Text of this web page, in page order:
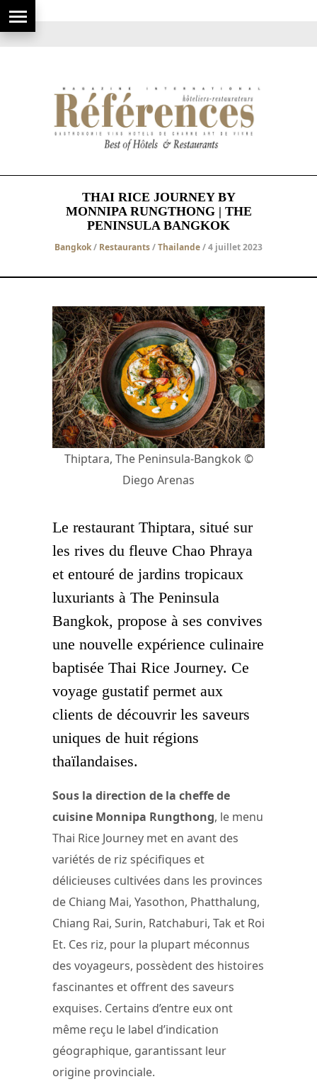
THAI RICE JOURNEY BY
MONNIPA RUNGTHONG | THE
PENINSULA BANGKOK
Bangkok/ Restaurants/Thailande/ 4 juillet 2023
Thiptara, The Peninsula-Bangkok ©
Diego Arenas
Le restaurant Thiptara, situé sur
les rives du fleuve Chao Phraya
et entouré de jardins tropicaux
luxuriants à The Peninsula
Bangkok, propose à ses convives
une nouvelle expérience culinaire
baptisée Thai Rice Journey. Ce
voyage gustatif permet aux
clients de découvrir les saveurs
uniques de huit régions
thaïlandaises.
Sous la direction de la cheffe de
cuisine Monnipa Rungthong, le menu
Thai Rice Journey met en avant des
variétés de riz spécifiques et
délicieuses cultivées dans les provinces
de Chiang Mai, Yasothon, Phatthalung,
Chiang Rai, Surin, Ratchaburi, Tak et Roi
Et. Ces riz, pour la plupart méconnus
des voyageurs, possèdent des histoires
fascinantes et offrent des saveurs
exquises. Certains d’entre eux ont
même reçu le label d’indication
géographique, garantissant leur
origine provinciale.